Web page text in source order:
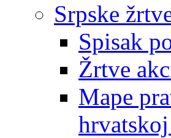
Srpske
Spisak
Žrtve
Mape